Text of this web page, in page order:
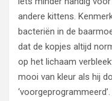
andere kittens.
bacteriën in de
dat de kopjes altijd
op het lichaam
mooi van kleur als hij